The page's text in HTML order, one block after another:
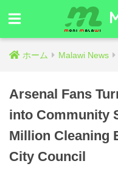
ホーム Malawi News
Arsenal Fans
into Community
Million Cleaning
City Council